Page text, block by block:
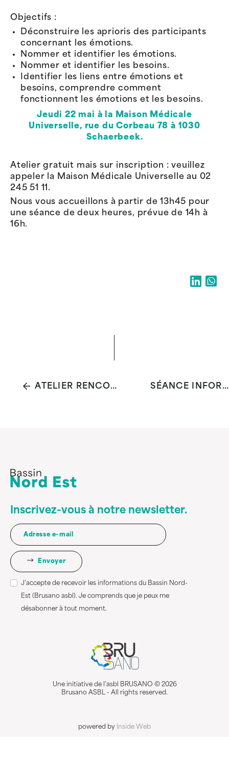
Objectifs :
Déconstruire les aprioris des participants
concernant les émotions.
Nommer et identifier les émotions.
Nommer et identifier les besoins.
Identifier les liens entre émotions et
besoins, comprendre comment
fonctionnent les émotions et les besoins.
Jeudi 22 mai à la Maison Médicale
Universelle, rue du Corbeau 78 à 1030
Schaerbeek.
Atelier gratuit mais sur inscription : veuillez
appeler la Maison Médicale Universelle au 02
245 51 11.
Nous vous accueillons à partir de 13h45 pour
une séance de deux heures, prévue de 14h à
16h.
ATELIER RENCONTRE AVEC NOS ÉMOTIONS SÉANCE INFORMATION SUR LA VACCINATION
Inscrivez-vous à notre newsletter.
Envoyer
J’accepte de recevoir les informations du Bassin Nord-
Est (Brusano asbl). Je comprends que je peux me
désabonner à tout moment.
Une initiative de l’asbl BRUSANO © 2026
Brusano ASBL - All rights reserved.
powered by Inside Web